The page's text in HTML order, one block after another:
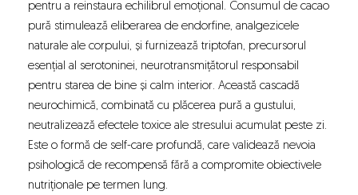
pentru a reinstaura echilibrul emoțional. Consumul de cacao
pură stimulează eliberarea de endorfine, analgezicele
naturale ale corpului, și furnizează triptofan, precursorul
esențial al serotoninei, neurotransmițătorul responsabil
pentru starea de bine și calm interior. Această cascadă
neurochimică, combinată cu plăcerea pură a gustului,
neutralizează efectele toxice ale stresului acumulat peste zi.
Este o formă de self-care profundă, care validează nevoia
psihologică de recompensă fără a compromite obiectivele
nutriționale pe termen lung.